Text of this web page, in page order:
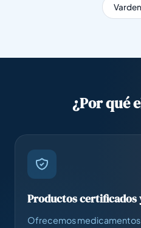
¿Por qué
Productos certificados
Ofrecemos